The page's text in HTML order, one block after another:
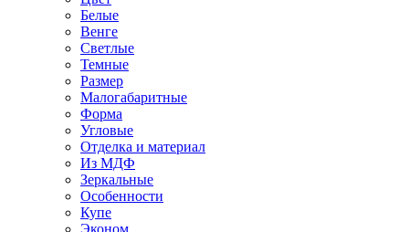
Белые
Венге
Светлые
Темные
Размер
Малогабаритные
Форма
Угловые
Отделка и материал
Из МДФ
Зеркальные
Особенности
Купе
Эконом